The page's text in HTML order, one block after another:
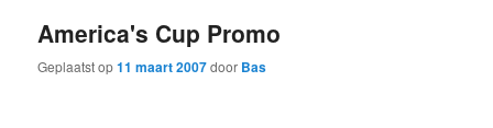
America's Cup Promo
Geplaatst op11 maart 2007door Bas